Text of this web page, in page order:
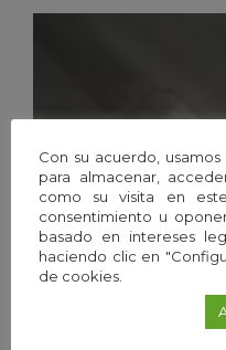
Con su acuerdo,
para almacenar,
como su visita en
consentimiento u
basado en intereses
haciendo clic en
de cookies.